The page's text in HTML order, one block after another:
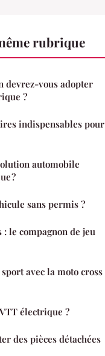
rubrique
devrez-vous adopter
?
indispensables pour
automobile
?
sans permis ?
le compagnon de jeu
avec la moto cross
électrique ?
des pièces détachées